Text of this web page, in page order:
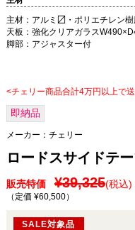
主材：アルミ〼・ポリエチレン
天板：強化クリアガラス
脚部：アジャスター付
<チェリー商品合計4万円以上で
即納品
メーカー： チェリー
ロードスサイドテ
販売特価 ¥39,325(税込)
（定価 ¥60,500）
SALE対象品